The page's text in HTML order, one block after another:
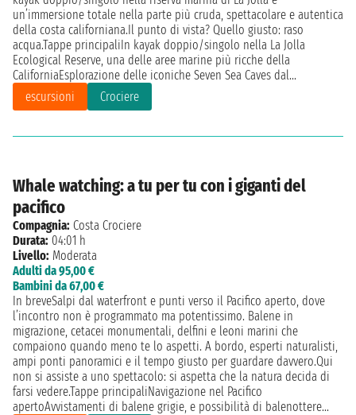
un’immersione totale nella parte più cruda, spettacolare e autentica
della costa californiana.Il punto di vista? Quello giusto: raso
acqua.Tappe principaliIn kayak doppio/singolo nella La Jolla
Ecological Reserve, una delle aree marine più ricche della
CaliforniaEsplorazione delle iconiche Seven Sea Caves dal...
escursioni
Crociere
Whale watching: a tu per tu con i giganti del
pacifico
Compagnia: Costa Crociere
Durata: 04:01 h
Livello: Moderata
Adulti da 95,00 €
Bambini da 67,00 €
In breveSalpi dal waterfront e punti verso il Pacifico aperto, dove
l’incontro non è programmato ma potentissimo. Balene in
migrazione, cetacei monumentali, delfini e leoni marini che
compaiono quando meno te lo aspetti. A bordo, esperti naturalisti,
ampi ponti panoramici e il tempo giusto per guardare davvero.Qui
non si assiste a uno spettacolo: si aspetta che la natura decida di
farsi vedere.Tappe principaliNavigazione nel Pacifico
apertoAvvistamenti di balene grigie, e possibilità di balenottere...